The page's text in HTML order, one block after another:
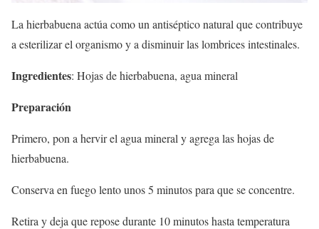
La hierbabuena actúa como un antiséptico natural que contribuye
a esterilizar el organismo y a disminuir las lombrices intestinales.
Ingredientes: Hojas de hierbabuena, agua mineral
Preparación
Primero, pon a hervir el agua mineral y agrega las hojas de
hierbabuena.
Conserva en fuego lento unos 5 minutos para que se concentre.
Retira y deja que repose durante 10 minutos hasta temperatura